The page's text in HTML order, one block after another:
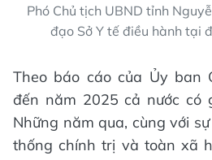
Phó Chủ tịch UBND tỉnh
đạo Sở Y tế điều hành tại
Theo báo cáo của Ủy ban
đến năm 2025 cả nước có
Những năm qua, cùng với
thống chính trị và toàn xã